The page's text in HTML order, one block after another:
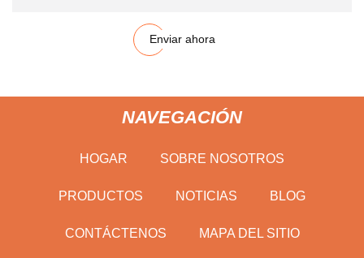
Enviar ahora
NAVEGACIÓN
HOGAR SOBRE NOSOTROS
PRODUCTOS NOTICIAS BLOG
CONTÁCTENOS MAPA DEL SITIO